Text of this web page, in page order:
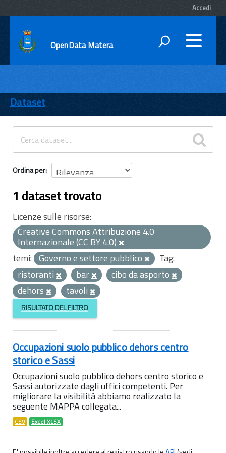
Accedi
OpenData Matera
ENTI
TEMI
INFORMAZIONI
Dataset
Ordina per
1 dataset trovato
Licenze sulle risorse:
Creative Commons Attribuzione 4.0
Internazionale (CC BY 4.0)
temi: Governo e settore pubblico
Tag:
ristoranti
bar
cibo da asporto
dehors
tavoli
RISULTATO DEL FILTRO
Occupazioni suolo pubblico dehors centro
storico e Sassi
Occupazioni suolo pubblico dehors centro storico e
Sassi autorizzate dagli uffici competenti. Per
migliorare la visibilità abbiamo realizzato la
seguente MAPPA collegata...
CSV Excel XLSX